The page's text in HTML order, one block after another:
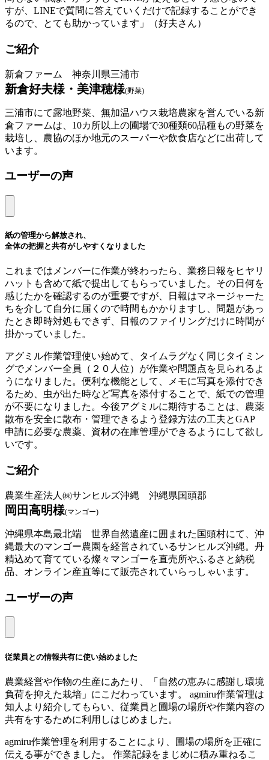
すが、LINEで質問に答えていくだけで記録することができ
るので、とても助かっています」（好夫さん）
ご紹介
新倉ファーム 神奈川県三浦市
新倉好夫様・美津穂様(野菜)
三浦市にて露地野菜、無加温ハウス栽培農家を営んでいる新
倉ファームは、10カ所以上の圃場で30種類60品種もの野菜を
栽培し、農協のほか地元のスーパーや飲食店などに出荷して
います。
ユーザーの声
紙の管理から解放され、
全体の把握と共有がしやすくなりました
これまではメンバーに作業が終わったら、業務日報をヒヤリ
ハットも含めて紙で提出してもらっていました。その日何を
感じたかを確認するのが重要ですが、日報はマネージャーた
ちを介して自分に届くので時間もかかりますし、問題があっ
たとき即時対処もできず、日報のファイリングだけに時間が
掛かっていました。
アグミル作業管理使い始めて、タイムラグなく同じタイミン
グでメンバー全員（２０人位）が作業や問題点を見られるよ
うになりました。便利な機能として、メモに写真を添付でき
るため、虫が出た時など写真を添付することで、紙での管理
が不要になりました。今後アグミルに期待することは、農薬
散布を安全に散布・管理できるよう登録方法の工夫とGAP
申請に必要な農薬、資材の在庫管理ができるようにして欲し
いです。
ご紹介
農業生産法人㈱サンヒルズ沖縄 沖縄県国頭郡
岡田高明様(マンゴー)
沖縄県本島最北端 世界自然遺産に囲まれた国頭村にて、沖
縄最大のマンゴー農園を経営されているサンヒルズ沖縄。丹
精込めて育てている燦々マンゴーを直売所やふるさと納税
品、オンライン産直等にて販売されていらっしゃいます。
ユーザーの声
従業員との情報共有に使い始めました
農業経営や作物の生産にあたり、「自然の恵みに感謝し環境
負荷を抑えた栽培」にこだわっています。 agmiru作業管理は
知人より紹介してもらい、従業員と圃場の場所や作業内容の
共有をするために利用しはじめました。
agmiru作業管理を利用することにより、圃場の場所を正確に
伝える事ができました。 作業記録をまじめに積み重ねるこ